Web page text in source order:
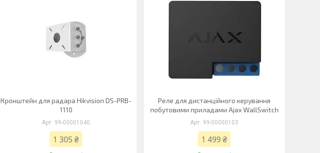
Кронштейн для радара Hikvision DS-PRB-
1110
99-00001040
1 305 ₴
Реле для дистанційного керування
побутовими приладами Ajax WallSwitch
99-00000103
1 499 ₴